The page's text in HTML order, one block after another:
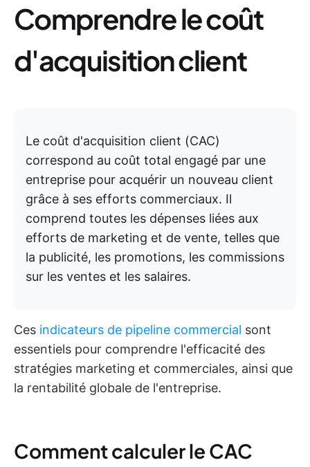
Comprendre le coût
d'acquisition client
Le coût d'acquisition client (CAC)
correspond au coût total engagé par une
entreprise pour acquérir un nouveau client
grâce à ses efforts commerciaux. Il
comprend toutes les dépenses liées aux
efforts de marketing et de vente, telles que
la publicité, les promotions, les commissions
sur les ventes et les salaires.
Ces indicateurs de pipeline commercial sont
essentiels pour comprendre l'efficacité des
stratégies marketing et commerciales, ainsi que
la rentabilité globale de l'entreprise.
Comment calculer le CAC